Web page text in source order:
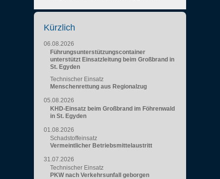
Kürzlich
06.08.2026
Führungsunterstützungscontainer
unterstützt Einsatzleitung beim Großbrand in
St. Egyden
Technischer Einsatz
Menschenrettung aus Regionalzug
05.08.2026
KHD-Einsatz beim Großbrand im Föhrenwald
in St. Egyden
01.08.2026
Schadstoffeinsatz
Vermeintlicher Betriebsmittelaustritt
31.07.2026
Technischer Einsatz
PKW nach Verkehrsunfall geborgen